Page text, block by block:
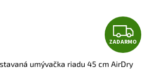
Z
A
ZADARMO
umývačka riadu 45 cm AirDry